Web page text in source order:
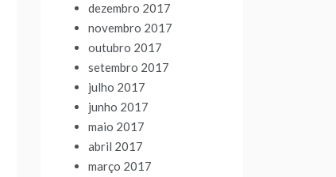
dezembro 2017
novembro 2017
outubro 2017
setembro 2017
julho 2017
junho 2017
maio 2017
abril 2017
março 2017